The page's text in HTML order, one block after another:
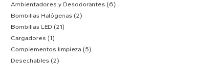
Ambientadores y Desodorantes (6)
Bombillas Halógenas (2)
Bombillas LED (21)
Cargadores (1)
Complementos limpieza (5)
Desechables (2)